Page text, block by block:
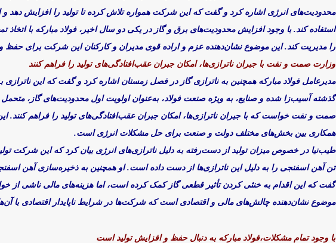
محدودیت‌های انرژی اشاره کرد و گفت که این شرکت همواره تلاش کرده تا تولید را افزایش
استفاده کند. با وجود افزایش محدودیت‌های برق و گاز در یکی دو سال اخیر، فولاد مبارکه با
را مدیریت کند. این موضوع نشان‌دهنده عزم و اراده قوی مدیران و کارکنان این شرکت برای
وزارت صمت و نفت با جبران ناترازی‌ها، امکان جبران عقب‌افتادگی‌های تولید را فراهم کنند
مدیرعامل فولاد مبارکه همچنین به ناترازی گاز در فصل زمستان اشاره کرد و گفت که این
گذشته آسیب‌زا شده و صنایع، به ویژه صنعت فولاد، به‌عنوان اولویت اول محدودیت‌های گاز،
صمت و نفت خواست که با جبران ناترازی‌ها، امکان جبران عقب‌افتادگی‌های تولید را فراهم کنند.
همکاری بین بخش‌های مختلف دولت و صنعت برای حل مشکلات انرژی است.
تن آهن اسفنجی را به دلیل این ناترازی‌ها از دست داده است. او همچنین به ذخیره‌سازی آهن
گفت که این اقدام به خنثی کردن تأثیر قطعی گاز کمک کرده است، اما هزینه‌های مالی ناشی از
موضوع نشان‌دهنده چالش‌های مالی و اقتصادی است که شرکت‌ها در شرایط ناپایدار اقتصادی با
با وجود تمام مشکلات،فولاد مبارکه به دنبالحفظ و افزایش تولید است